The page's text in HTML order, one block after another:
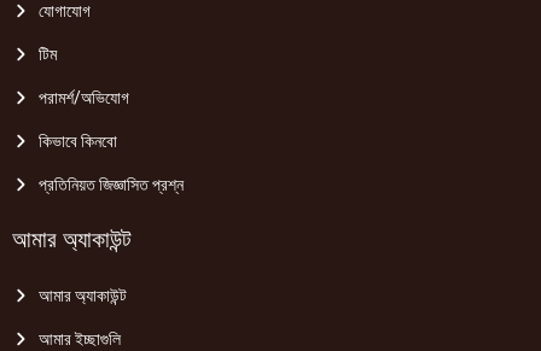
যোগাযোগ
টিম
পরামর্শ/অভিযোগ
কিভাবে কিনবো
প্রতিনিয়ত জিজ্ঞাসিত প্রশ্ন
আমার অ্যাকাউন্ট
আমার অ্যাকাউন্ট
আমার ইচ্ছাগুলি